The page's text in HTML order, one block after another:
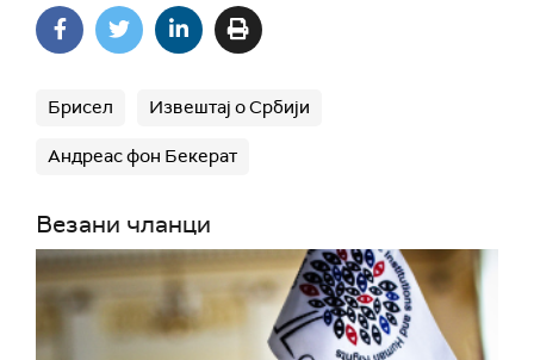
Брисел Извештај о Србији
Андреас фон Бекерат
Везани чланци